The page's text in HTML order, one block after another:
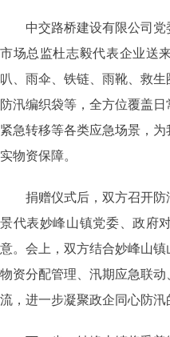
中交路桥建设有限公司党
市场总监杜志毅代表企业送
叭、雨伞、铁链、雨靴、救生
防汛编织袋等，全方位覆盖
紧急转移等各类应急场景，
实物资保障。
捐赠仪式后，双方召开防
景代表妙峰山镇党委、政府
意。会上，双方结合妙峰山
物资分配管理、汛期应急联
流，进一步凝聚政企同心防汛